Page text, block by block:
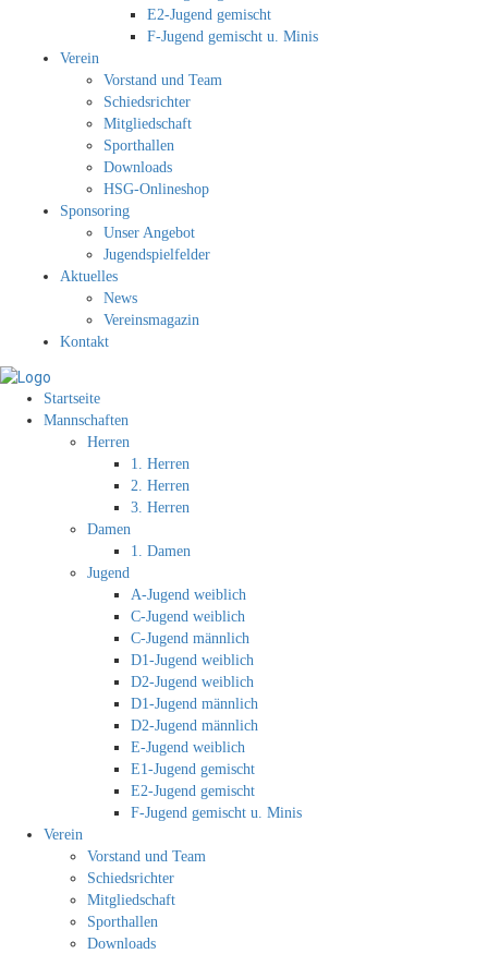
E2-Jugend gemischt
F-Jugend gemischt u. Minis
Verein
Vorstand und Team
Schiedsrichter
Mitgliedschaft
Sporthallen
Downloads
HSG-Onlineshop
Sponsoring
Unser Angebot
Jugendspielfelder
Aktuelles
News
Vereinsmagazin
Kontakt
Startseite
Mannschaften
Herren
1. Herren
2. Herren
3. Herren
Damen
1. Damen
Jugend
A-Jugend weiblich
C-Jugend weiblich
C-Jugend männlich
D1-Jugend weiblich
D2-Jugend weiblich
D1-Jugend männlich
D2-Jugend männlich
E-Jugend weiblich
E1-Jugend gemischt
E2-Jugend gemischt
F-Jugend gemischt u. Minis
Verein
Vorstand und Team
Schiedsrichter
Mitgliedschaft
Sporthallen
Downloads